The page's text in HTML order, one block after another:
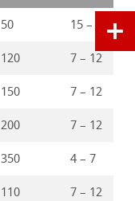
50 15 – 25
120 7 – 12
150 7 – 12
200 7 – 12
350 4 – 7
110 7 – 12